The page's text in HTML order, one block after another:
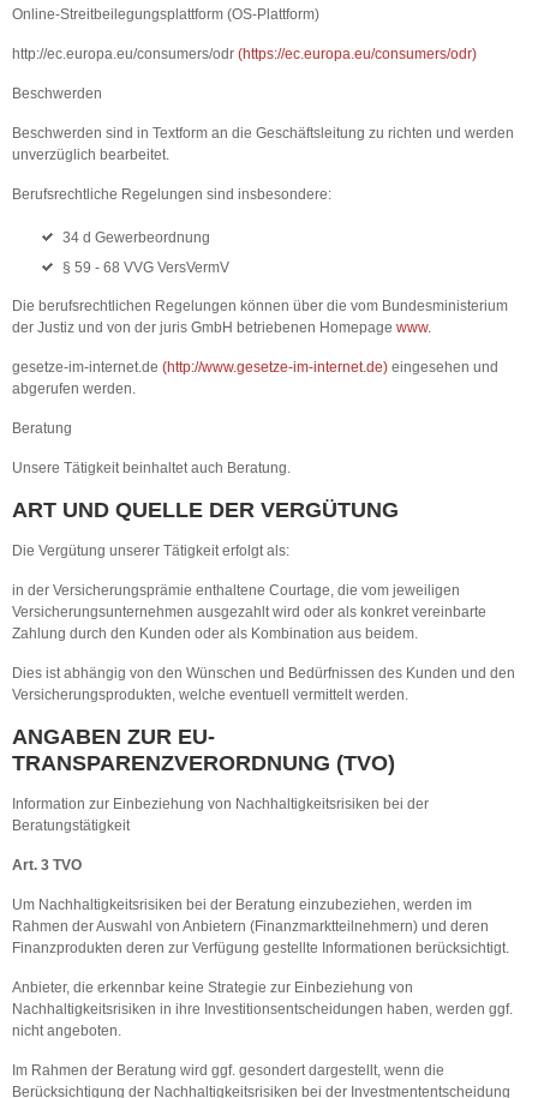
Online-Streitbeilegungsplattform (OS-Plattform)
http://ec.europa.eu/consumers/odr (https://ec.europa.eu/consumers/odr)
Beschwerden
Beschwerden sind in Textform an die Geschäftsleitung zu richten und werden
unverzüglich bearbeitet.
Berufsrechtliche Regelungen sind insbesondere:
34 d Gewerbeordnung
§ 59 - 68 VVG VersVermV
Die berufsrechtlichen Regelungen können über die vom Bundesministerium
der Justiz und von der juris GmbH betriebenen Homepage www.
gesetze-im-internet.de (http://www.gesetze-im-internet.de) eingesehen und
abgerufen werden.
Beratung
Unsere Tätigkeit beinhaltet auch Beratung.
ART UND QUELLE DER VERGÜTUNG
Die Vergütung unserer Tätigkeit erfolgt als:
in der Versicherungsprämie enthaltene Courtage, die vom jeweiligen
Versicherungsunternehmen ausgezahlt wird oder als konkret vereinbarte
Zahlung durch den Kunden oder als Kombination aus beidem.
Dies ist abhängig von den Wünschen und Bedürfnissen des Kunden und den
Versicherungsprodukten, welche eventuell vermittelt werden.
ANGABEN ZUR EU-
TRANSPARENZVERORDNUNG (TVO)
Information zur Einbeziehung von Nachhaltigkeitsrisiken bei der
Beratungstätigkeit
Art. 3 TVO
Um Nachhaltigkeitsrisiken bei der Beratung einzubeziehen, werden im
Rahmen der Auswahl von Anbietern (Finanzmarktteilnehmern) und deren
Finanzprodukten deren zur Verfügung gestellte Informationen berücksichtigt.
Anbieter, die erkennbar keine Strategie zur Einbeziehung von
Nachhaltigkeitsrisiken in ihre Investitionsentscheidungen haben, werden ggf.
nicht angeboten.
Im Rahmen der Beratung wird ggf. gesondert dargestellt, wenn die
Berücksichtigung der Nachhaltigkeitsrisiken bei der Investmententscheidung